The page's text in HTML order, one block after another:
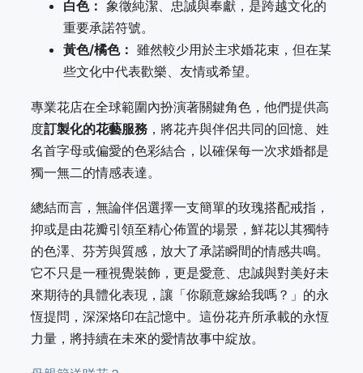
白色： 象徵純潔、忠誠與奉獻，是跨越文化的
重要承諾符號。
黃色/橘色： 雖然較少用於主求婚花束，但在某
些文化中代表歡樂、友情或希望。
專業花店在全球範圍內扮演著關鍵角色，他們提供高
度訂製化的花藝服務 ，將花卉與伴侶共同的回憶、姓
名首字母或偏愛的色彩結合，以確保每一次求婚都是
獨一無二的情感表達。
總結而言，無論伴侶選擇一支簡單的玫瑰搭配戒指，
抑或是由花瓣引領至精心佈置的場景，鮮花以其獨特
的色澤、芬芳與質感，放大了承諾瞬間的情感共鳴。
它不只是一種視覺裝飾，更是愛意、忠誠與對美好未
來期待的具體化表現，讓「你願意嫁給我嗎？」的永
恆提問，深深烙印在記憶中。這份花卉所承載的永恆
力量，將持續在未來的愛情故事中綻放。